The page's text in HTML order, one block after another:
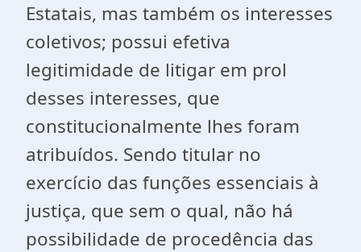
Estatais, mas também os interesses
coletivos; possui efetiva
legitimidade de litigar em prol
desses interesses, que
constitucionalmente lhes foram
atribuídos. Sendo titular no
exercício das funções essenciais à
justiça, que sem o qual, não há
possibilidade de procedência das